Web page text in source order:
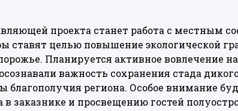
проекта станет работа с местным
ставят целью повышение экологической
Планируется активное вовлечение
важность сохранения стада
благополучия региона. Особое внимание
в заказнике и просвещению гостей